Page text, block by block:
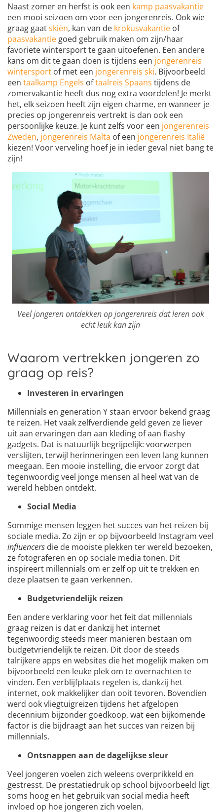
Naast zomer en herfst is ook een kamp paasvakantie
een mooi seizoen om voor een jongerenreis. Ook wie
graag gaatskiën, kan van de krokusvakantie of
paasvakantie goed gebruik maken om zijn/haar
favoriete wintersport te gaan uitoefenen. Een andere
kans om dit te gaan doen is tijdens een jongerenreis
wintersport of met een jongerenreis ski. Bijvoorbeeld
een taalkamp Engels oftaalreis Spaans tijdens de
zomervakantie heeft dus nog extra voordelen! Je merkt
het, elk seizoen heeft zijn eigen charme, en wanneer je
precies op jongerenreis vertrekt is dan ook een
persoonlijke keuze. Je kunt zelfs voor een jongerenreis
Zweden, jongerenreis Malta of een jongerenreis Italië
kiezen! Voor verveling hoef je in ieder geval niet bang te
zijn!
Veel jongeren ontdekken op jongerenreis dat leren ook
echt leuk kan zijn
Waarom vertrekken jongeren zo
graag op reis?
Investeren in ervaringen
Millennials en generation Y staan ervoor bekend graag
te reizen. Het vaak zelfverdiende geld geven ze liever
uit aan ervaringen dan aan kleding of aan flashy
gadgets. Dat is natuurlijk begrijpelijk: voorwerpen
verslijten, terwijl herinneringen een leven lang kunnen
meegaan. Een mooie instelling, die ervoor zorgt dat
tegenwoordig veel jonge mensen al heel wat van de
wereld hebben ontdekt.
Social Media
Sommige mensen leggen het succes van het reizen bij
sociale media. Zo zijn er op bijvoorbeeld Instagram veel
influencers die de mooiste plekken ter wereld bezoeken,
ze fotograferen en op sociale media tonen. Dit
inspireert millennials om er zelf op uit te trekken en
deze plaatsen te gaan verkennen.
Budgetvriendelijk reizen
Een andere verklaring voor het feit dat millennials
graag reizen is dat er dankzij het internet
tegenwoordig steeds meer manieren bestaan om
budgetvriendelijk te reizen. Dit door de steeds
talrijkere apps en websites die het mogelijk maken om
bijvoorbeeld een leuke plek om te overnachten te
vinden. Een verblijfplaats regelen is, dankzij het
internet, ook makkelijker dan ooit tevoren. Bovendien
werd ook vliegtuigreizen tijdens het afgelopen
decennium bijzonder goedkoop, wat een bijkomende
factor is die bijdraagt aan het succes van reizen bij
millennials.
Ontsnappen aan de dagelijkse sleur
Veel jongeren voelen zich weleens overprikkeld en
gestresst. De prestatiedruk op school bijvoorbeeld ligt
soms hoog en het gebruik van social media heeft
invloed op hoe jongeren zich voelen.